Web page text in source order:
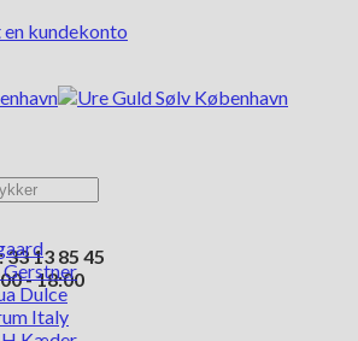
kundekonto
13 85 45
- 18:00
Gerstner
Dulce
Italy